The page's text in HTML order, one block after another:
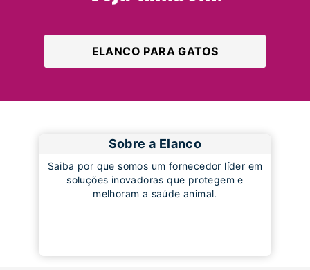
ELANCO PARA GATOS
Sobre a Elanco
Saiba por que somos um fornecedor líder em
soluções inovadoras que protegem e
melhoram a saúde animal.